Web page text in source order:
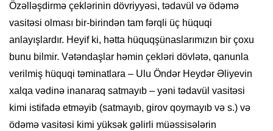
Özəlləşdirmə çeklərinin dövriyyəsi, tədavül və ödəmə
vasitəsi olması bir-birindən tam fərqli üç hüquqi
anlayışlardır. Heyif ki, hətta hüquqşünaslarımızın bir çoxu
bunu bilmir. Vətəndaşlar həmin çekləri dövlətə, qanunla
verilmiş hüquqi təminatlara – Ulu Öndər Heydər Əliyevin
xalqa vədinə inanaraq satmayıb – yəni tədavül vasitəsi
kimi istifadə etməyib (satmayıb, girov qoymayıb və s.) və
ödəmə vasitəsi kimi yüksək gəlirli müəssisələrin